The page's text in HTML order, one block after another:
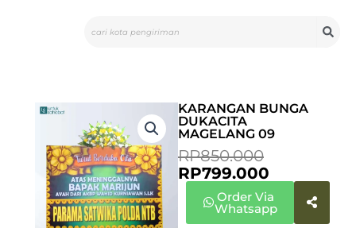
KARANGAN BUNGA
DUKACITA
MAGELANG 09
RP850.000
WAS:
RP799.000
IS:
RP799.000.
Order Via
Whatsapp